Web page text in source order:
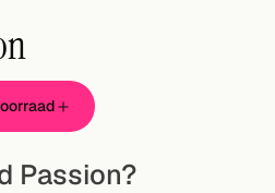
Passion?